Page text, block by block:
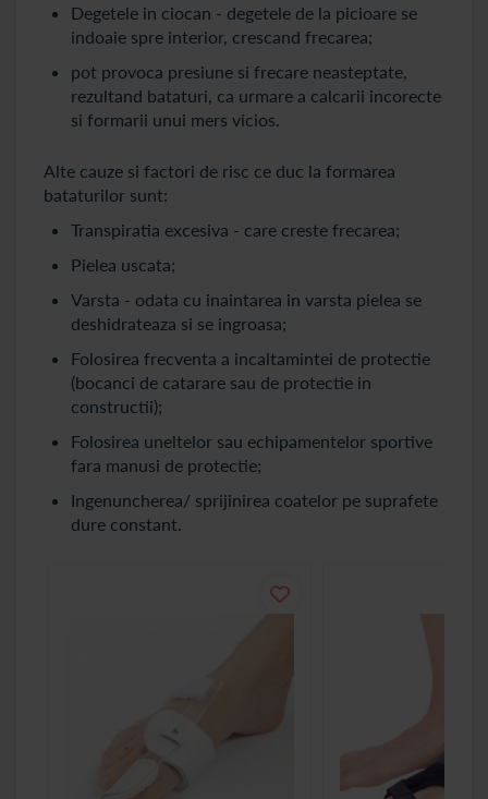
Degetele in ciocan - degetele de la picioare se
indoaie spre interior, crescand frecarea;
pot provoca presiune si frecare neasteptate,
rezultand bataturi, ca urmare a calcarii incorecte
si formarii unui mers vicios.
Alte cauze si factori de risc ce duc la formarea
bataturilor sunt:
Transpiratia excesiva - care creste frecarea;
Pielea uscata;
Varsta - odata cu inaintarea in varsta pielea se
deshidrateaza si se ingroasa;
Folosirea frecventa a incaltamintei de protectie
(bocanci de catarare sau de protectie in
constructii);
Folosirea uneltelor sau echipamentelor sportive
fara manusi de protectie;
Ingenuncherea/ sprijinirea coatelor pe suprafete
dure constant.